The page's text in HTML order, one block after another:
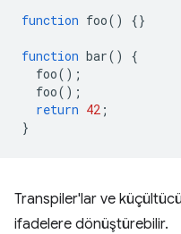
function foo() {}
function bar()
{
foo();
foo();
return 42 ;
}
Transpiler'lar ve
ifadelere dönüştürebilir.